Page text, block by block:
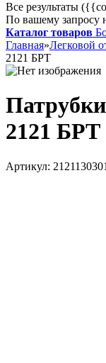
Все результаты
По вашему запросу
Каталог товаров
Главная»Легковой
2121 БРТ
2121 БРТ
Артикул: